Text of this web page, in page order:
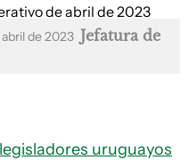
de 2023 Jefatura de
uruguayos